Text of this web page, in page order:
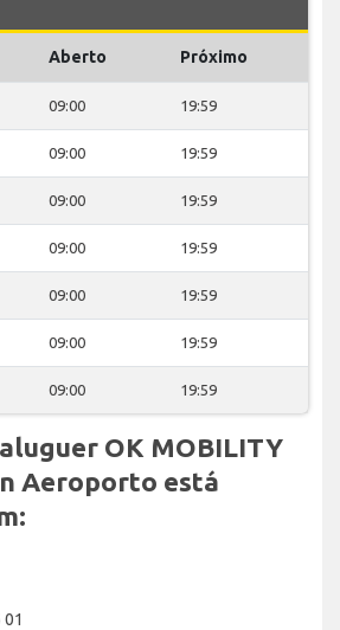
Aberto Próximo
09:00 19:59
09:00 19:59
09:00 19:59
09:00 19:59
09:00 19:59
09:00 19:59
09:00 19:59
OK MOBILITY
Aeroporto está